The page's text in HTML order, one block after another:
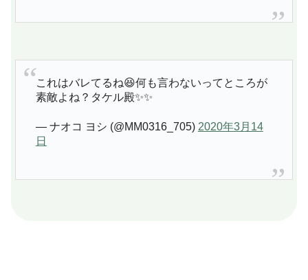
これはバレてるね😆何も言わないってところが
素敵よね？タケル殿✨✨
— ナオコ ヨシ (@MM0316_705) 2020年3月14
日